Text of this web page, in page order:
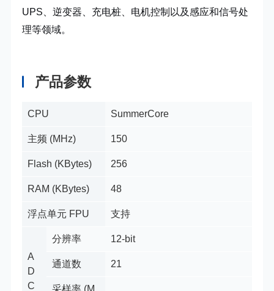
UPS、逆变器、充电桩、电机控制以及感应和信号处
理等领域。
产品参数
CPU SummerCore
主频 (MHz) 150
Flash (KBytes) 256
RAM (KBytes) 48
浮点单元 FPU 支持
A
D
C
分辨率 12-bit
通道数 21
采样率 (M